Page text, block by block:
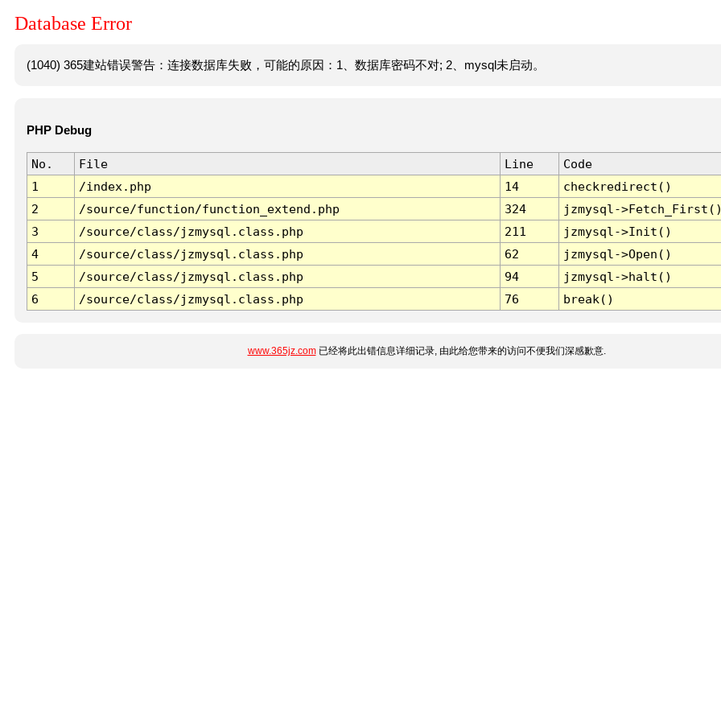
Database Error
(1040) 365建站错误警告：连接数据库失败，可能的原因：1、数据库密码不对; 2、mysql未启动。
PHP Debug
No. File Line
Code
1
/index.php 14
checkredirect()
2
/source/function/function_extend.php 324
jzmysql-
3
/source/class/jzmysql.class.php 211
jzmysql->Init()
4
/source/class/jzmysql.class.php 62
jzmysql->Open()
5
/source/class/jzmysql.class.php 94
jzmysql->halt()
6
/source/class/jzmysql.class.php 76 break()
www.365jz.com已经将此出错信息详细记录, 由此给您带来的访问不便我们深感歉意.